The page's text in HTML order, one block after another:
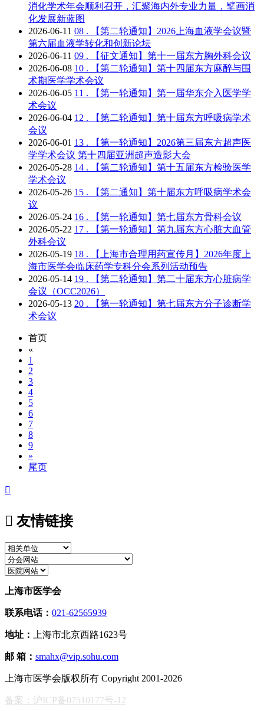
消化学术年会顺利召开，汇聚海内外专业力量，擘画消
化发展新蓝图
2026-06-11 08 . 【第二轮通知】2026上海血液学会议暨
第六届血液学转化和创新论坛
2026-06-11 09 . 【征文通知】第十一届东方胸外科会议
2026-06-08 10 . 【第二轮通知】第十四届东方麻醉与围
术期医学学术会议
2026-06-05 11 . 【第一轮通知】第一届华东介入医学学
术会议
2026-06-04 12 . 【第二轮通知】第十届东方呼吸病学术
会议
2026-06-01 13 . 【第一轮通知】2026第三届东方超声医
学学术会议 第十四届亚洲超声造影大会
2026-05-28 14 . 【第二轮通知】第十五届东方检验医学
学术会议
2026-05-26 15 . 【第二通知】第十届东方呼吸病学术会
议
2026-05-24 16 . 【第一轮通知】第七届东方骨科会议
2026-05-22 17 . 【第一轮通知】第九届东方心脏大血管
外科会议
2026-05-19 18 . 【上海市合理用药宣传月】2026年度上
海市医学会临床药学专科分会系列活动预告
2026-05-14 19 . 【第二轮通知】第二十届东方心脏病学
会议（OCC2026）
2026-05-13 20 . 【第一轮通知】第七届东方分子诊断学
术会议
首页
«
1
2
3
4
5
6
7
8
9
»
尾页

 友情链接
上海市医学会
联系电话： 021-62565939
地址： 上海市北京西路1623号
邮 箱： smahx@vip.sohu.com
上海市医学会版权所有 Copyright 2001-2026
备案：沪ICP备07510177号-12